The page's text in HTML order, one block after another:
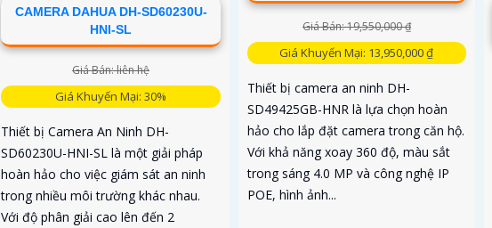
CAMERA DAHUA DH-SD60230U-
HNI-SL
Giá Bán: liên hệ
Giá Khuyến Mại: 30%
Thiết bị Camera An Ninh DH-
SD60230U-HNI-SL là một giải pháp
hoàn hảo cho việc giám sát an ninh
trong nhiều môi trường khác nhau.
Với độ phân giải cao lên đến 2
Giá Bán: 19,550,000 ₫
Giá Khuyến Mại: 13,950,000 ₫
Thiết bị camera an ninh DH-
SD49425GB-HNR là lựa chọn hoàn
hảo cho lắp đặt camera trong căn hộ.
Với khả năng xoay 360 độ, màu sắt
trong sáng 4.0 MP và công nghệ IP
POE, hình ảnh...